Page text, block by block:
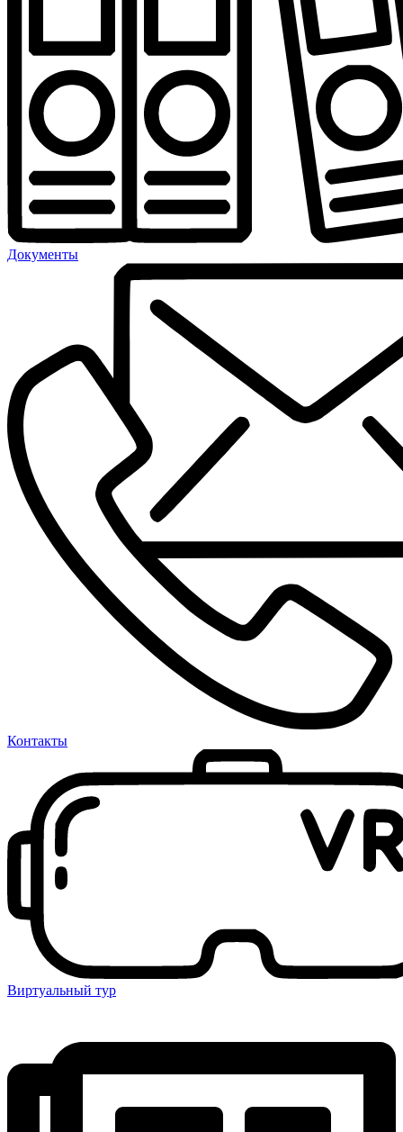
Документы
Контакты
Виртуальный тур